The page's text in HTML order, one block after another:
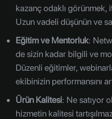
kazanç odaklı
Uzun vadeli düşünün ve
Eğitim ve Mentorluk:
de sizin kadar bilgili ve
Düzenli eğitimler,
ekibinizin performansını
Ürün Kalitesi: Ne satıyor
hizmetin kalitesi